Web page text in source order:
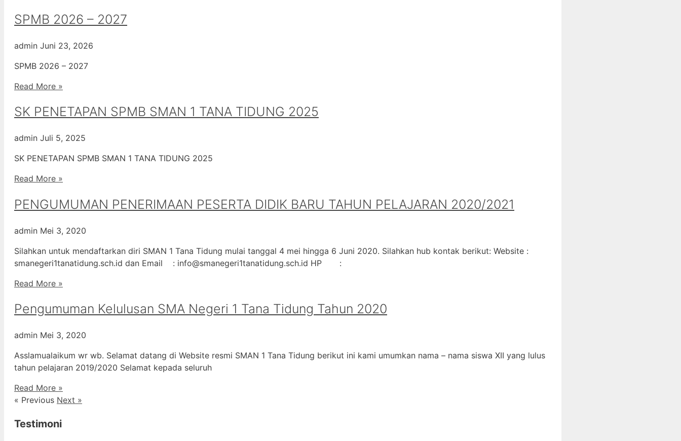
SPMB 2026 – 2027
admin Juni 23, 2026
SPMB 2026 – 2027
Read More »
SK PENETAPAN SPMB SMAN 1 TANA TIDUNG 2025
admin Juli 5, 2025
SK PENETAPAN SPMB SMAN 1 TANA TIDUNG 2025
Read More »
PENGUMUMAN PENERIMAAN PESERTA DIDIK BARU TAHUN PELAJARAN 2020/2021
admin Mei 3, 2020
Silahkan untuk mendaftarkan diri SMAN 1 Tana Tidung mulai tanggal 4 mei hingga 6 Juni 2020. Silahkan hub kontak berikut: Website :
smanegeri1tanatidung.sch.id dan Email : info@smanegeri1tanatidung.sch.id HP :
Read More »
Pengumuman Kelulusan SMA Negeri 1 Tana Tidung Tahun 2020
admin Mei 3, 2020
Asslamualaikum wr wb. Selamat datang di Website resmi SMAN 1 Tana Tidung berikut ini kami umumkan nama – nama siswa XII yang lulus
tahun pelajaran 2019/2020 Selamat kepada seluruh
Read More »
« Previous Next »
Testimoni